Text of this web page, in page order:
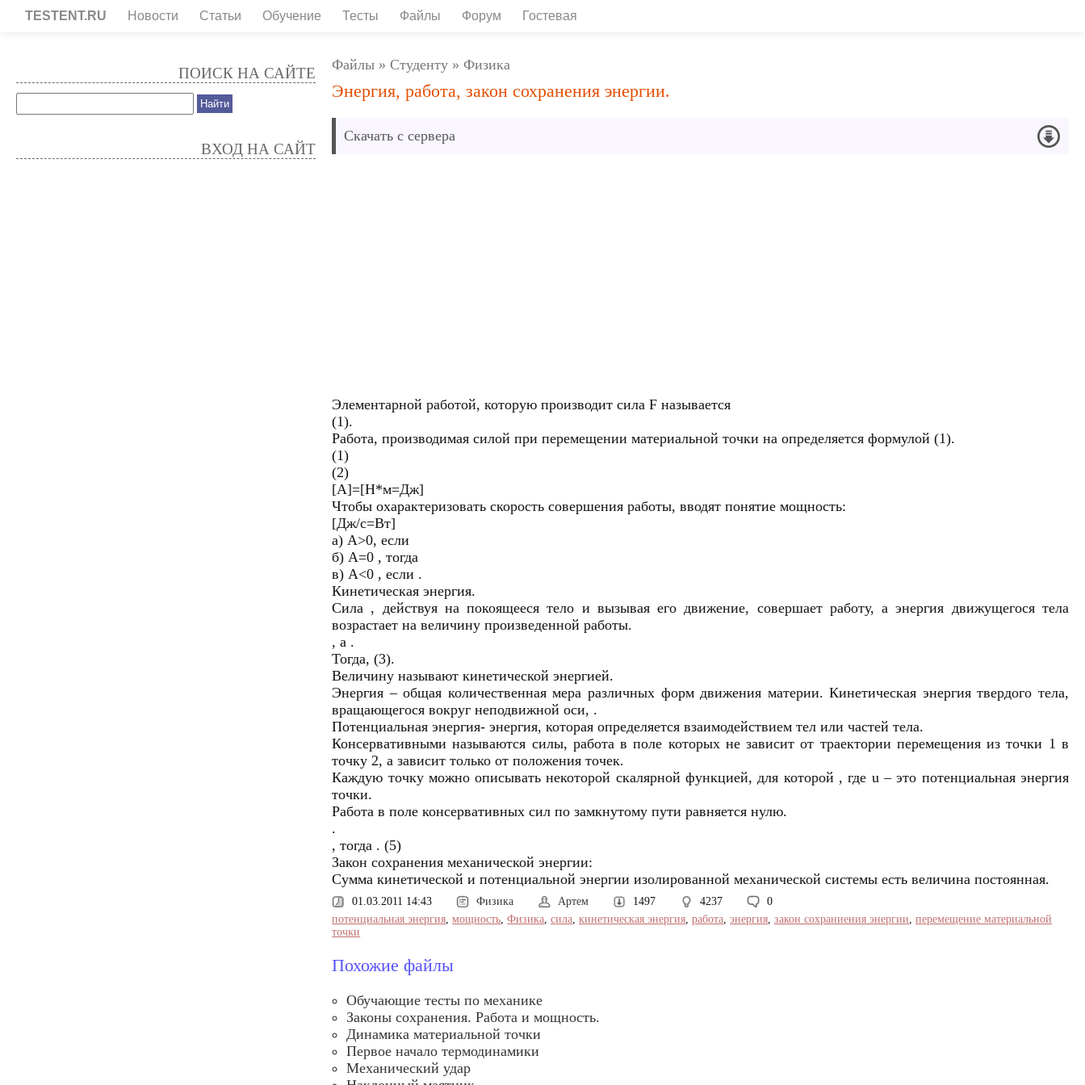
TESTENT.RU Новости Статьи Обучение Тесты Файлы Форум Гостевая
Файлы »Студенту »Физика
Энергия, работа, закон сохранения энергии.
Скачать с сервера
Элементарной работой, которую производит сила F называется
(1).
Работа, производимая силой при перемещении материальной точки на определяется формулой (1).
(1)
(2)
[A]=[Н*м=Дж]
Чтобы охарактеризовать скорость совершения работы, вводят понятие мощность:
[Дж/с=Вт]
а) A>0, если
б) А=0 , тогда
в) А<0 , если .
Кинетическая энергия.
Сила , действуя на покоящееся тело и вызывая его движение, совершает работу, а энергия движущегося тела
возрастает на величину произведенной работы.
, а .
Тогда, (3).
Величину называют кинетической энергией.
Энергия – общая количественная мера различных форм движения материи. Кинетическая энергия твердого тела,
вращающегося вокруг неподвижной оси, .
Потенциальная энергия- энергия, которая определяется взаимодействием тел или частей тела.
Консервативными называются силы, работа в поле которых не зависит от траектории перемещения из точки 1 в
точку 2, а зависит только от положения точек.
Каждую точку можно описывать некоторой скалярной функцией, для которой , где u – это потенциальная энергия
точки.
Работа в поле консервативных сил по замкнутому пути равняется нулю.
.
, тогда . (5)
Закон сохранения механической энергии:
Сумма кинетической и потенциальной энергии изолированной механической системы есть величина постоянная.
01.03.2011 14:43 Физика Артем 1497 4237
0
потенциальная энергия,мощность,Физика,сила,кинетическая энергия,работа,энергия,закон сохраниения энергии,перемещение материальной
точки
Похожие файлы
Обучающие тесты по механике
Законы сохранения. Работа и мощность.
Динамика материальной точки
Первое начало термодинамики
Механический удар
ПОИСК НА САЙТЕ
ВХОД НА САЙТ